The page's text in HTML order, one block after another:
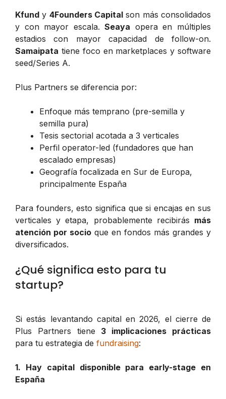
Kfund y 4Founders Capital son más consolidados
y con mayor escala.Seaya opera en múltiples
estadios con mayor capacidad de follow-on.
Samaipata tiene foco en marketplaces y software
seed/Series A.
Plus Partners se diferencia por:
Enfoque más temprano (pre-semilla y
semilla pura)
Tesis sectorial acotada a 3 verticales
Perfil operator-led (fundadores que han
escalado empresas)
Geografía focalizada en Sur de Europa,
principalmente España
Para founders, esto significa que si encajas en sus
verticales y etapa, probablemente recibirás más
atención por socio que en fondos más grandes y
diversificados.
¿Qué significa esto para tu
startup?
Si estás levantando capital en 2026, el cierre de
Plus Partners tiene 3 implicaciones prácticas
para tu estrategia de fundraising:
1. Hay capital disponible para early-stage en
España